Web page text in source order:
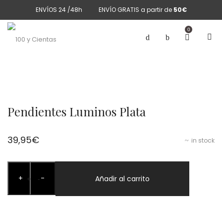
ENVÍOS 24 /48h ENVÍO GRATIS a partir de 50€
0
Pendientes Luminos Plata
in stock
39,95€
+ -Luminos
+ - Añadir al carrito